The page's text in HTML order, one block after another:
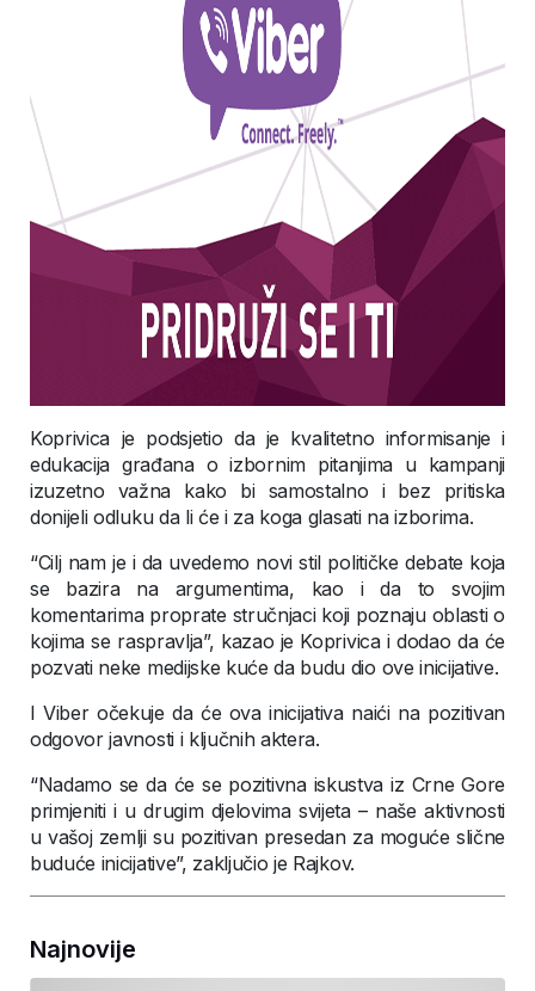
Koprivica je podsjetio da je kvalitetno informisanje i
edukacija građana o izbornim pitanjima u kampanji
izuzetno važna kako bi samostalno i bez pritiska
donijeli odluku da li će i za koga glasati na izborima.
“Cilj nam je i da uvedemo novi stil političke debate koja
se bazira na argumentima, kao i da to svojim
komentarima proprate stručnjaci koji poznaju oblasti o
kojima se raspravlja”, kazao je Koprivica i dodao da će
pozvati neke medijske kuće da budu dio ove inicijative.
I Viber očekuje da će ova inicijativa naići na pozitivan
odgovor javnosti i ključnih aktera.
“Nadamo se da će se pozitivna iskustva iz Crne Gore
primjeniti i u drugim djelovima svijeta – naše aktivnosti
u vašoj zemlji su pozitivan presedan za moguće slične
buduće inicijative”, zaključio je Rajkov.
Najnovije